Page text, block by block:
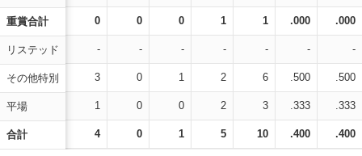
重賞合計
リステッド
その他特別
平場
合計
0 0 0 1 1 .000 .000
- - - - - - -
3 0 1 2 6 .500 .500
1 0 0 2 3 .333 .333
4 0 1 5 10 .400 .400